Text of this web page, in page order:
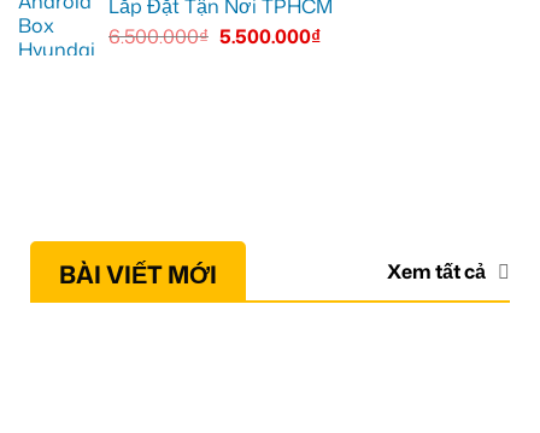
Lắp Đặt Tận Nơi TPHCM
6.500.000₫ 5.500.000₫
BÀI VIẾT MỚI Xem tất cả